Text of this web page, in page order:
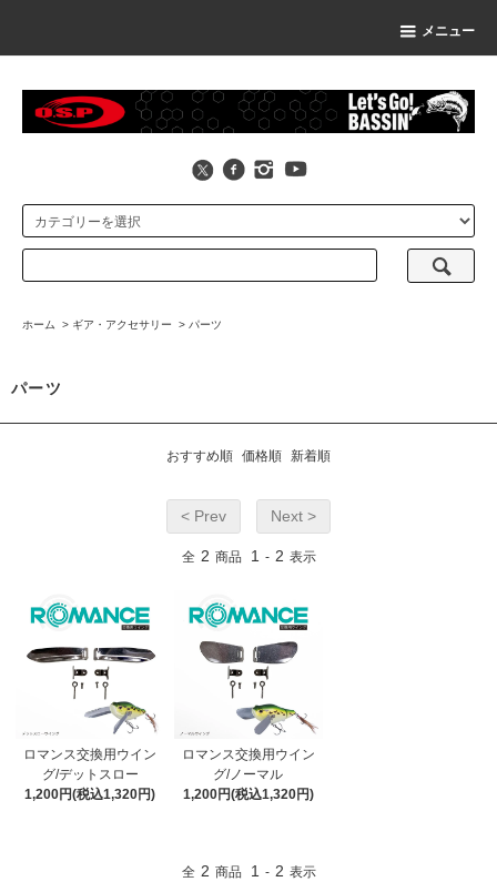
メニュー
ホーム > ギア・アクセサリー > パーツ
パーツ
おすすめ順 価格順 新着順
< Prev Next >
全 2 商品 1 - 2 表示
ロマンス交換用ウイン
グ/デットスロー
1,200円(税込1,320円)
ロマンス交換用ウイン
グ/ノーマル
1,200円(税込1,320円)
全 2 商品 1 - 2 表示